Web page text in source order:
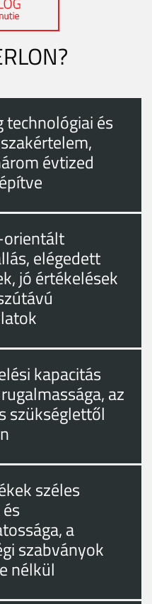
technológiai és
évtized
elégedett
jó értékelések
kapacitás
az
szükséglettől
széles
a
szabványok
nélkül